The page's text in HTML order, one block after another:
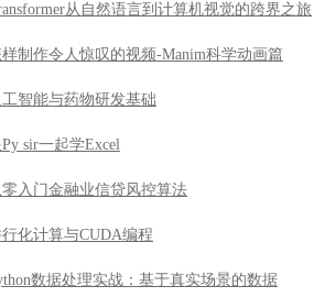
从自然语言到计算机视觉的跨界之旅
样制作令人惊叹的视频-Manim科学动画篇
工智能与药物研发基础
Py sir一起学Excel
零入门金融业信贷风控算法
行化计算与CUDA编程
数据处理实战：基于真实场景的数据